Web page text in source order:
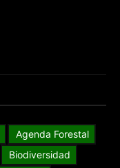
Agenda Forestal
Biodiversidad